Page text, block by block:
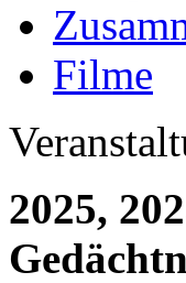
Filme
2025,